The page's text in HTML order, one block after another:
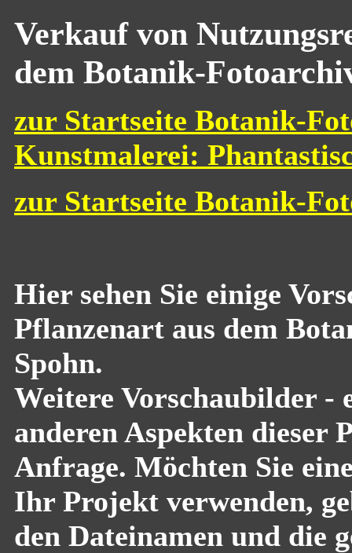
Verkauf von
dem Botanik-
zur Startseite Botanik-
Kunstmalerei:
zur Startseite Botanik-
Hier sehen Sie einige
Pflanzenart aus dem
Spohn.
Weitere Vorschaubilder -
anderen Aspekten dieser
Anfrage. Möchten Sie
Ihr Projekt verwenden,
den Dateinamen und die